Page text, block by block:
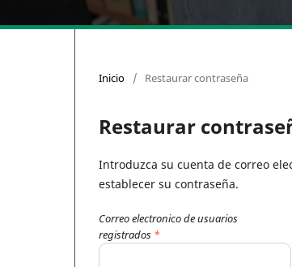
Inicio / Restaurar contraseña
Restaurar
Introduzca su cuenta de correo
establecer su contraseña.
Correo electronico de usuarios
registrados *